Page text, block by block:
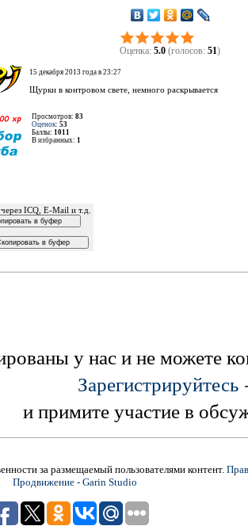
Оценка: 5.0 (голосов: 51)
15 декабря 2013 года в 23:27
Щурки в контровом свете, немного раскрывается
Просмотров: 83
Оценок: 53
Баллы: 1011
В избранных: 1
ICQ, E-Mail и т.д.
у нас и не можете
и примите участие в
за размещаемый пользователями контент.
Продвижение - Garin Studio